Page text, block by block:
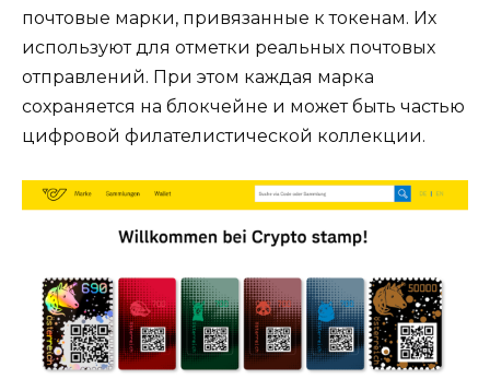
почтовые марки, привязанные к токенам. Их
используют для отметки реальных почтовых
отправлений. При этом каждая марка
сохраняется на блокчейне и может быть частью
цифровой филателистической коллекции.